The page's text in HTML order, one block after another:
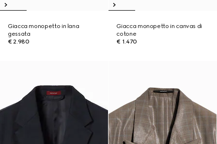
Giacca monopetto in lana
gessata
€ 2.980
Giacca monopetto in canvas di
cotone
€ 1.470